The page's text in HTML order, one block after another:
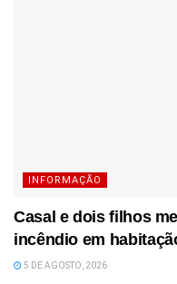
INFORMAÇÃO
Casal e dois filhos
incêndio em
5 DE AGOSTO, 2026